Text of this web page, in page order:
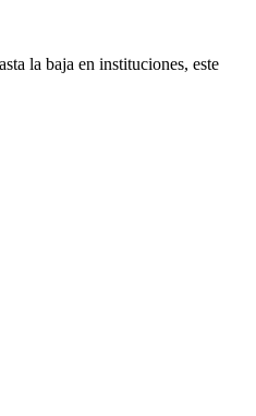
la baja en instituciones, este